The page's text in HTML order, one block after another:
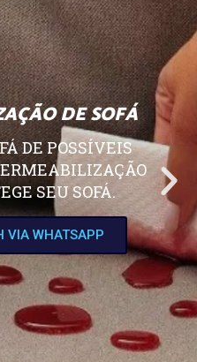
DE SOFÁ
DE POSSÍVEIS
SEU SOFÁ.
VIA WHATSAPP